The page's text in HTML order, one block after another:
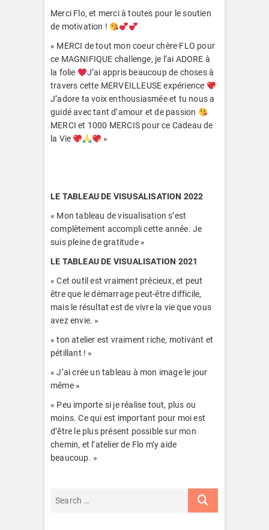
Merci Flo, et merci à toutes pour le soutien
de motivation !
« MERCI de tout mon coeur chère FLO pour
ce MAGNIFIQUE challenge, je l’ai ADORE à
la folie
J’ai appris beaucoup de choses à
travers cette MERVEILLEUSE expérience
J’adore ta voix enthousiasmée et tu nous a
guidé avec tant d’amour et de passion
MERCI et 1000 MERCIS pour ce Cadeau de
la Vie
»
LE TABLEAU DE VISUSALISATION 2022
« Mon tableau de visualisation s’est
complètement accompli cette année. Je
suis pleine de gratitude »
LE TABLEAU DE VISUALISATION 2021
« Cet outil est vraiment précieux, et peut
être que le démarrage peut-être difficile,
mais le résultat est de vivre la vie que vous
avez envie. »
« ton atelier est vraiment riche, motivant et
pétillant ! »
« J’ai crée un tableau à mon image le jour
même »
« Peu importe si je réalise tout, plus ou
moins. Ce qui est important pour moi est
d’être le plus présent possible sur mon
chemin, et l’atelier de Flo m’y aide
beaucoup. »